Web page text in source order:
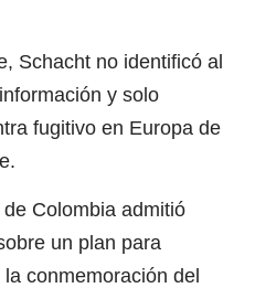
Schacht no identificó al
y solo
fugitivo en Europa de
Colombia admitió
un plan para
conmemoración del